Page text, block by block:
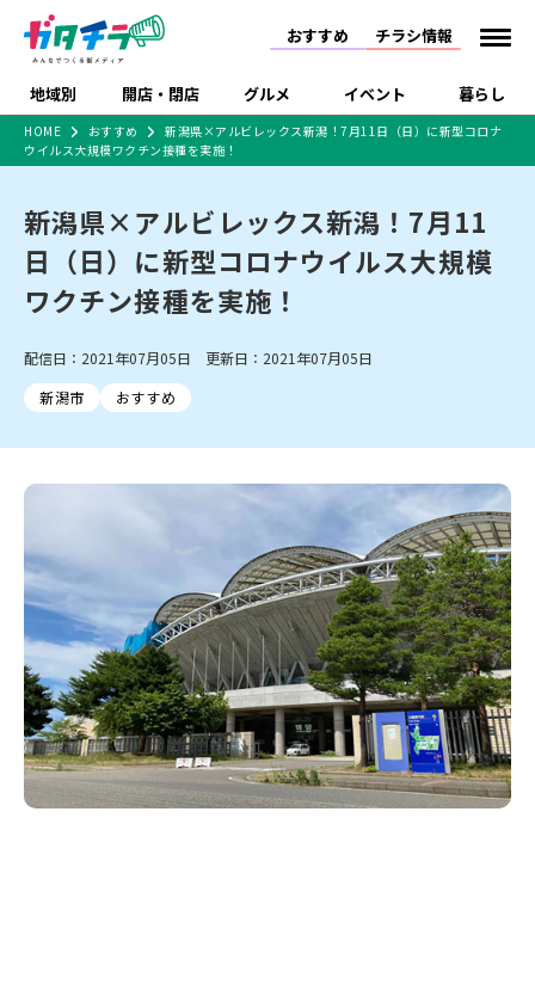
おすすめ チラシ情報
地域別 開店・閉店 グルメ イベント 暮らし
新潟市 下越
中越
佐渡
新潟市西区
新潟市北区
新潟市秋葉区
新潟市西蒲区
村上・関川
新発田・聖籠
胎内・粟島
三条・加茂・田上
五泉・阿賀野・阿賀
燕・弥彦
長岡・見附
小千谷・十日町・津南
魚沼・南魚沼・湯沢
柏崎・刈羽・出雲崎
上越・妙高・糸魚川
開店 閉店
リニューアル・移転 休業 開店まとめ
新潟市・開店
新潟市・閉店
長岡市・開店
長岡市・閉店
上越市・開店
ラーメン・開店
ラーメン・閉店
ラーメン 現地レポート
和食
スイーツ
テイクアウト
季節・期間限定
焼肉
パスタ
パン・ベーカリー
タレカツ・豚カツ
デカ盛り・大盛り
旨辛・激辛
定食・町定食 海鮮・鮨
そば・うどん
日本酒・新潟清酒
ワイン・クラフトビール
ケーキ・パフェ
ビアガーデン・暑気払い
忘新年会・歓送迎会
体験・販売 祭り・伝統行事
趣味・展示会
スポーツ
花火大会
入場無料
学生スポーツ アルビレックス
施設・ショップ
住宅メーカー・工務
店
食品メーカー・県産
習い事・塾 アパレル・雑貨
観光スポット
温泉・入浴 ホテル 旅館
水族館
リラクゼーション・整体
スキー場
リユース・買取
ラブラ万代・ラブラ2
新潟伊勢丹
ピア万代
リバーサイド千秋
パティオPATIO
特売セール インタビュー
特集・まとめ記事
セツコママ ランキング 新潟人
キャンペーン
開店まとめ
閉店まとめ
食品スーパー・コンビ
ショッピングモール・
大型施設
ドラッグストア・ホーム
センター
ファッション 生活サービス
旅行・レジャー
家電・携帯電話
イベント
求人
官公庁・自治体
新潟市 チラシ
長岡・見附 チラシ
上越・妙高・糸魚川 チラシ
注目 チラシ
週末セール
火曜セール
オープン・リニューアルセール
周年祭・感謝祭セール
年末・初売りセール
HOME おすすめ
新潟県×アルビレックス新潟！7月11日（日）に新型コロナ
ウイルス大規模ワクチン接種を実施！
新潟県×アルビレックス新潟！7月11
日（日）に新型コロナウイルス大規模
ワクチン接種を実施！
配信日：2021年07月05日 更新日：2021年07月05日
新潟市
おすすめ